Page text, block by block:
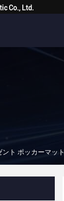
Co., Ltd.
ント ポッカーマット